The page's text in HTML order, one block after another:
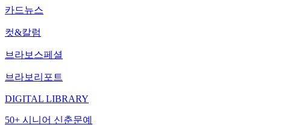
카드뉴스
컷&칼럼
브라보스페셜
브라보리포트
DIGITAL LIBRARY
50+ 시니어 신춘문예